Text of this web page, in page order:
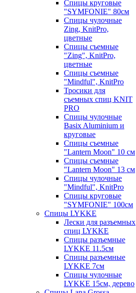
Спицы круговые
"SYMFONIE" 80см
Спицы чулочные
Zing, KnitPro,
цветные
Спицы съемные
"Zing", KnitPro,
цветные
Спицы съемные
"Mindful", KnitPro
Тросики для
съемных спиц KNIT
PRO
Спицы чулочные
Basix Aluminium и
круговые
Спицы съемные
"Lantern Moon" 10 см
Спицы съемные
"Lantern Moon" 13 см
Спицы чулочные
"Mindful", KnitPro
Спицы круговые
"SYMFONIE" 100см
Спицы LYKKE
Лески для разъемных
спиц LYKKE
Спицы разъемные
LYKKE 11.5см
Спицы разъемные
LYKKE 7см
Спицы чулочные
LYKKE 15см, дерево